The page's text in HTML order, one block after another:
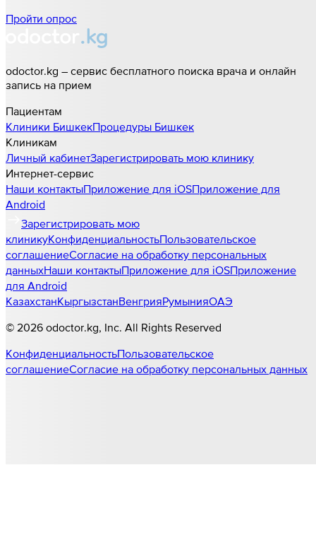
Пройти опрос
odoctor.kg – сервис бесплатного поиска врача и онлайн
запись на прием
Пациентам
Клиники БишкекПроцедуры Бишкек
Клиникам
Личный кабинетЗарегистрировать мою клинику
Интернет-сервис
Наши контактыПриложение для iOSПриложение для
Android
Зарегистрировать мою
клиникуКонфиденциальностьПользовательское
соглашениеСогласие на обработку персональных
данныхНаши контактыПриложение для iOSПриложение
для Android
КазахстанКыргызстанВенгрияРумынияОАЭ
© 2026 odoctor.kg, Inc. All Rights Reserved
КонфиденциальностьПользовательское
соглашениеСогласие на обработку персональных данных